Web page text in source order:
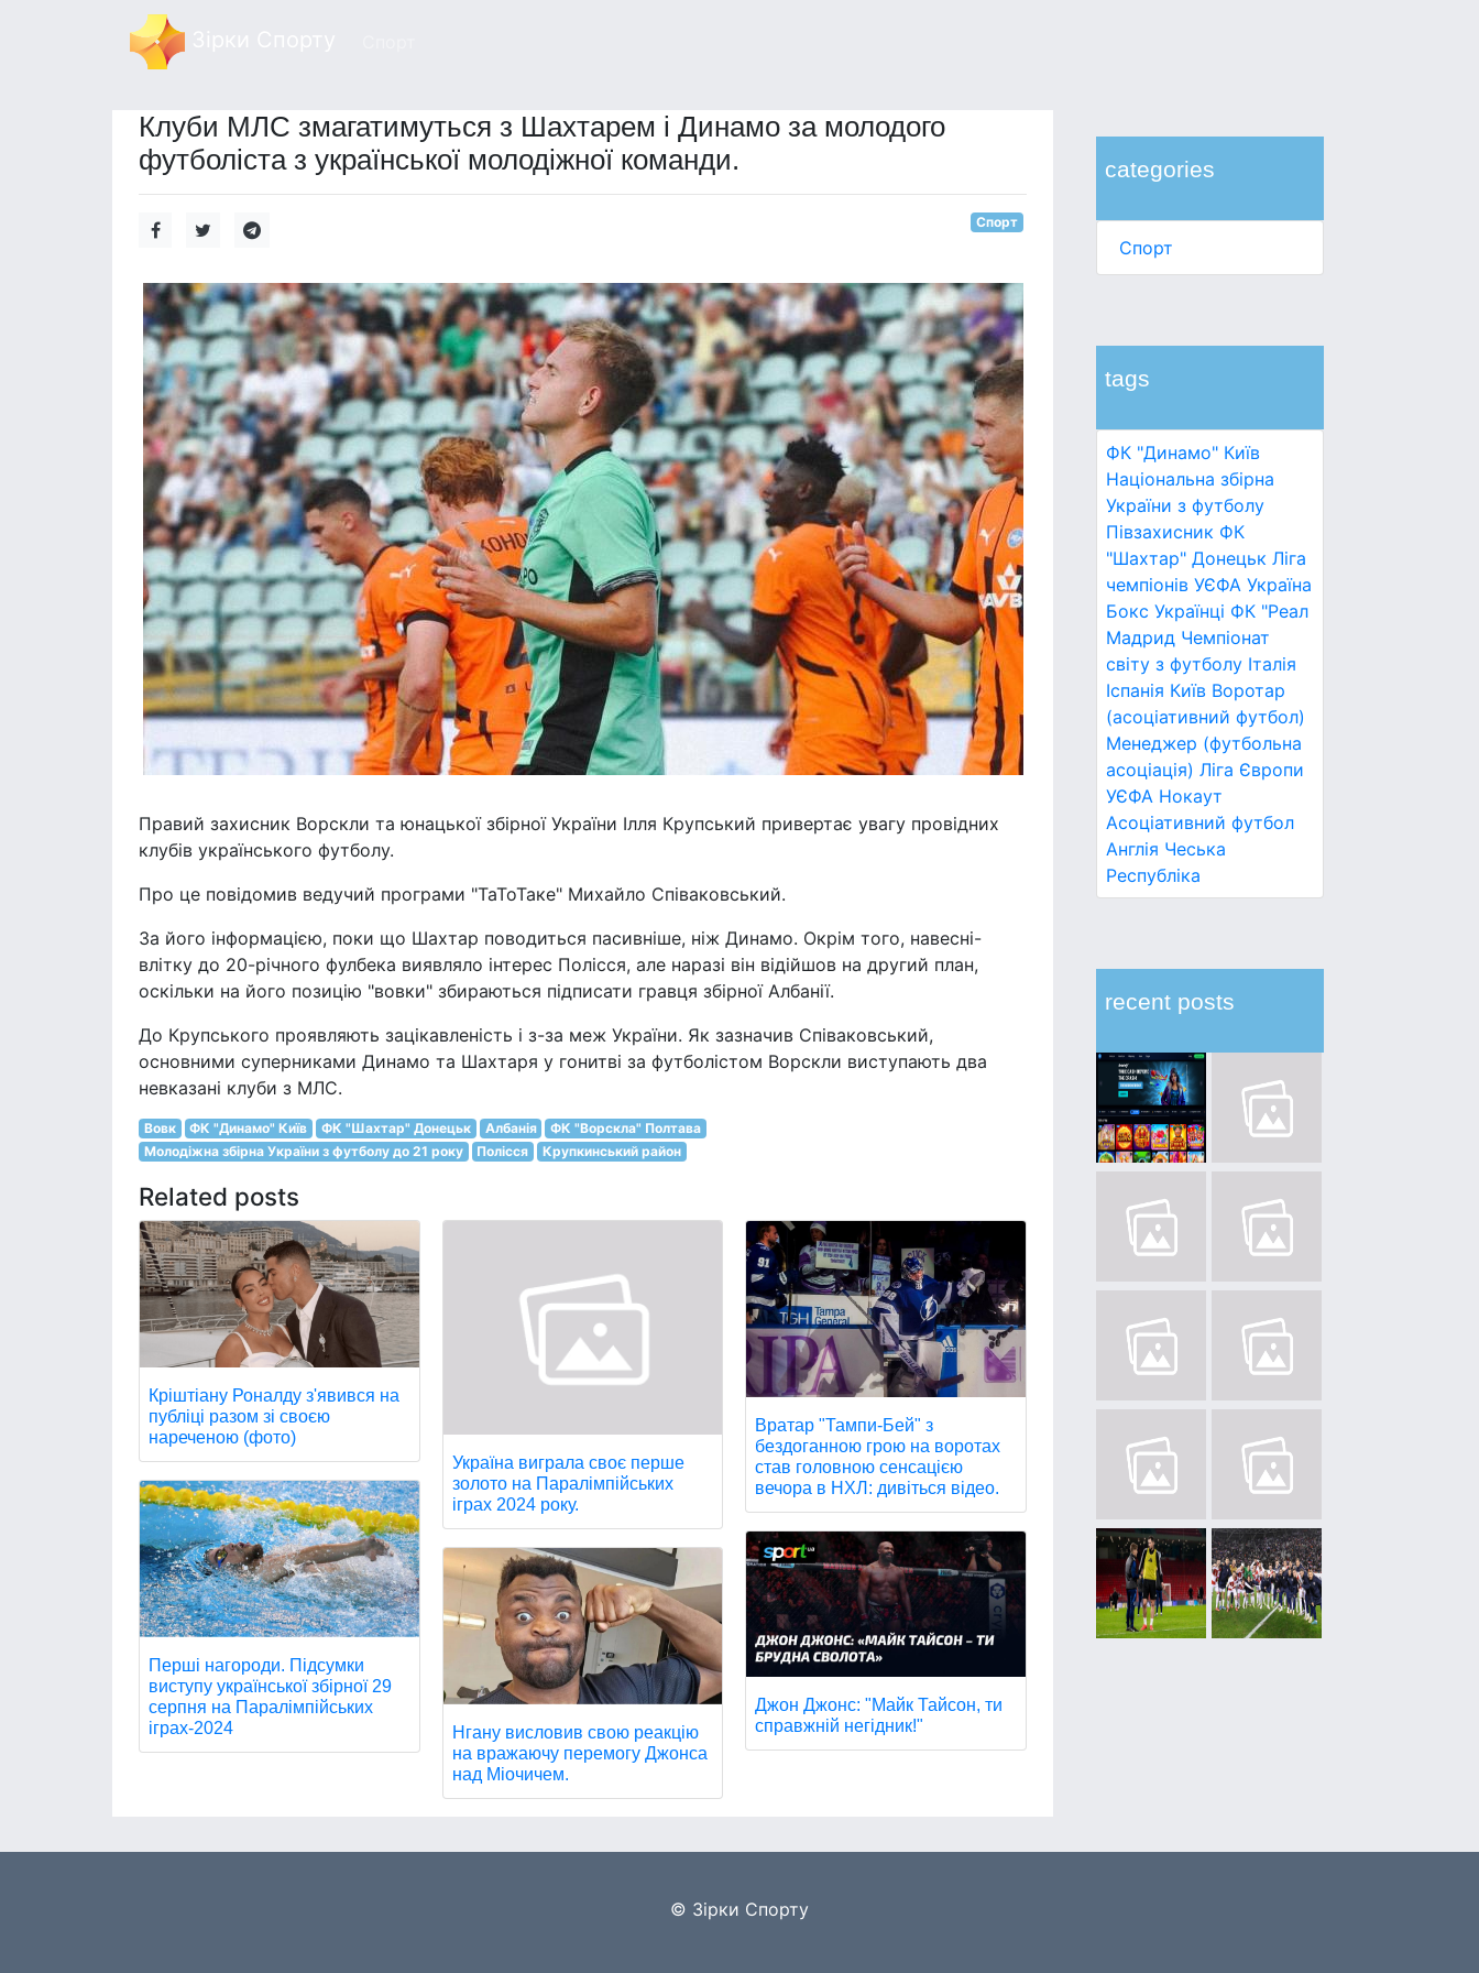
categories
Спорт
tags
ФК "Динамо" Київ
Національна збірна
України з футболу
Півзахисник ФК
"Шахтар" Донецьк Ліга
чемпіонів УЄФА Україна
Бокс Українці ФК "Реал
Мадрид Чемпіонат
світу з футболу Італія
Іспанія Київ Воротар
(асоціативний футбол)
Менеджер (футбольна
асоціація) Ліга Європи
УЄФА Нокаут
Асоціативний футбол
Англія Чеська
Республіка
recent posts
Клуби МЛС змагатимуться з Шахтарем і Динамо за молодого
футболіста з української молодіжної команди.
Спорт
Правий захисник Ворскли та юнацької збірної України Ілля Крупський привертає увагу провідних
клубів українського футболу.
Про це повідомив ведучий програми "ТаТоТаке" Михайло Співаковський.
За його інформацією, поки що Шахтар поводиться пасивніше, ніж Динамо. Окрім того, навесні-
влітку до 20-річного фулбека виявляло інтерес Полісся, але наразі він відійшов на другий план,
оскільки на його позицію "вовки" збираються підписати гравця збірної Албанії.
До Крупського проявляють зацікавленість і з-за меж України. Як зазначив Співаковський,
основними суперниками Динамо та Шахтаря у гонитві за футболістом Ворскли виступають два
невказані клуби з МЛС.
Вовк ФК "Динамо" Київ ФК "Шахтар" Донецьк Албанія
ФК "Ворскла" Полтава
Молодіжна збірна України з футболу до 21 року
Полісся Крупкинський район
Related posts
Кріштіану Роналду з'явився на
публіці разом зі своєю
нареченою (фото)
Перші нагороди. Підсумки
виступу української збірної 29
серпня на Паралімпійських
іграх-2024
Україна виграла своє перше
золото на Паралімпійських
іграх 2024 року.
Нгану висловив свою реакцію
на вражаючу перемогу Джонса
над Міочичем.
Вратар "Тампи-Бей" з
бездоганною грою на воротах
став головною сенсацією
вечора в НХЛ: дивіться відео.
Джон Джонс: "Майк Тайсон, ти
справжній негідник!"
© Зірки Спорту